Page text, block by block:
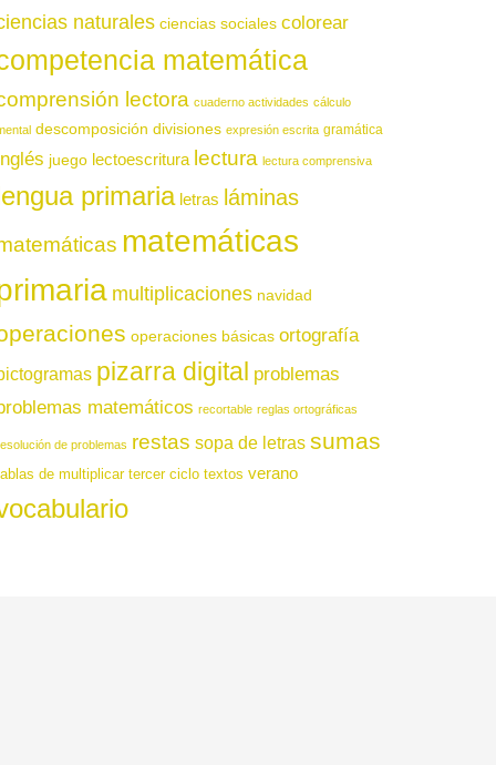
naturales ciencias sociales colorear
matemática
lectora cuaderno actividades cálculo
descomposición divisiones expresión escrita gramática
juego lectoescritura lectura lectura comprensiva
primaria letras láminas
matemáticas
multiplicaciones navidad
operaciones básicas ortografía
pizarra digital problemas
matemáticos recortable reglas ortográficas
de problemas restas sopa de letras sumas
de multiplicar tercer ciclo textos verano